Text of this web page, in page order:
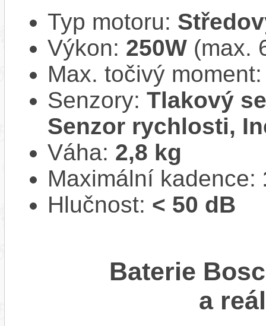
Typ motoru:
Výkon: 250W (max.
Max. točivý
Senzory: Tlakový
Senzor rychlosti,
Váha: 2,8 kg
Maximální kadence:
Hlučnost: < 50 dB
Baterie
a